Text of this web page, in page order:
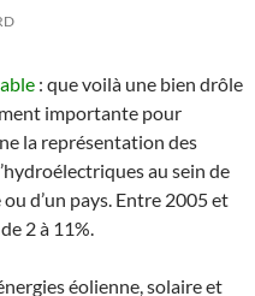
: que voilà une bien drôle
importante pour
la représentation des
au sein de
d’un pays. Entre 2005 et
2 à 11%.
éolienne, solaire et